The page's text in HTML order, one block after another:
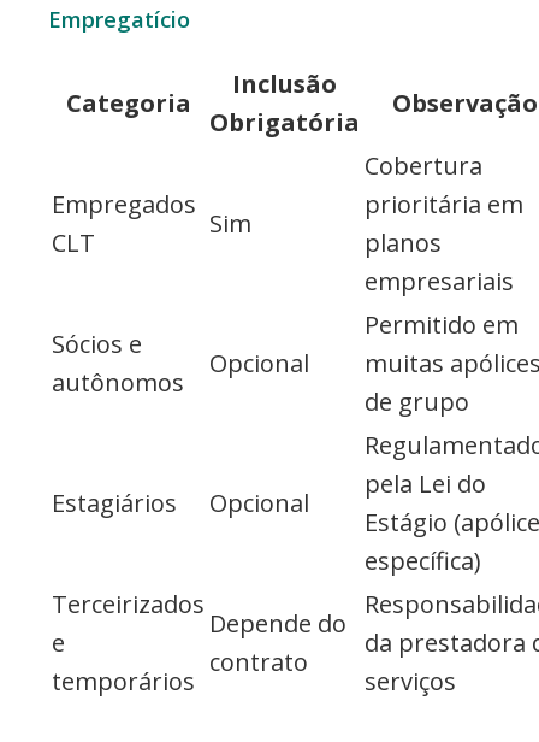
Empregatício
Categoria
Inclusão
Obrigatória
Observação
Empregados
CLT
Sim
Cobertura
prioritária em
planos
empresariais
Sócios e
autônomos
Opcional
Permitido em
muitas
de grupo
Estagiários Opcional
pela Lei do
Estágio (apólice
específica)
Terceirizados
e
temporários
Depende do
contrato
da prestadora
serviços